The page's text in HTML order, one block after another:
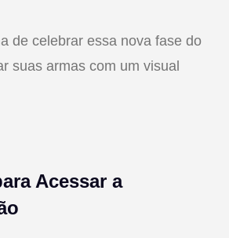
de celebrar essa nova fase do
suas armas com um visual
Acessar a